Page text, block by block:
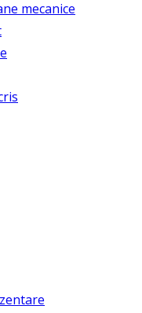
mecanice